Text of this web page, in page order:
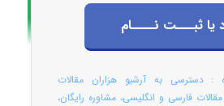
یا ثبـــت نــــام
: دسترسی به آرشیو هزاران مقالات
فارسی و انگلیسی، مشاوره رایگان،